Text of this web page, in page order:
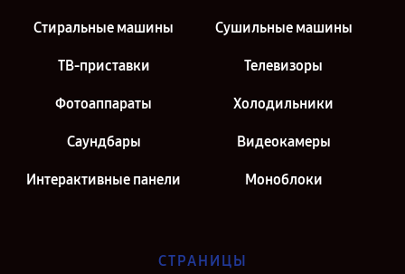
Стиральные машины Сушильные машины
ТВ-приставки Телевизоры
Фотоаппараты Холодильники
Саундбары Видеокамеры
Интерактивные панели Моноблоки
СТРАНИЦЫ